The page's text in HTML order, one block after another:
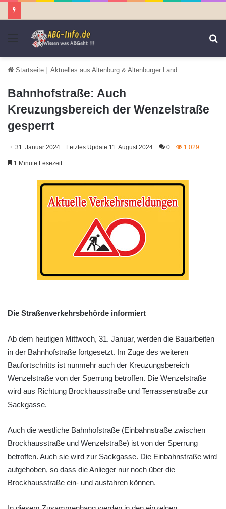
Menü
Startseite | Aktuelles aus Altenburg & Altenburger Land
Bahnhofstraße: Auch
Kreuzungsbereich der Wenzelstraße
gesperrt
31. Januar 2024 Letztes Update 11. August 2024 0 1.029
1 Minute Lesezeit
Die Straßenverkehrsbehörde informiert
Ab dem heutigen Mittwoch, 31. Januar, werden die Bauarbeiten
in der Bahnhofstraße fortgesetzt. Im Zuge des weiteren
Baufortschritts ist nunmehr auch der Kreuzungsbereich
Wenzelstraße von der Sperrung betroffen. Die Wenzelstraße
wird aus Richtung Brockhausstraße und Terrassenstraße zur
Sackgasse.
Auch die westliche Bahnhofstraße (Einbahnstraße zwischen
Brockhausstraße und Wenzelstraße) ist von der Sperrung
betroffen. Auch sie wird zur Sackgasse. Die Einbahnstraße wird
aufgehoben, so dass die Anlieger nur noch über die
Brockhausstraße ein- und ausfahren können.